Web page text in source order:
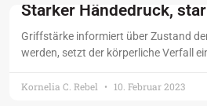
Starker Händedruck,
Griffstärke informiert über Zustand
werden, setzt der körperliche Verfall
Kornelia C. Rebel 10. Februar 2023